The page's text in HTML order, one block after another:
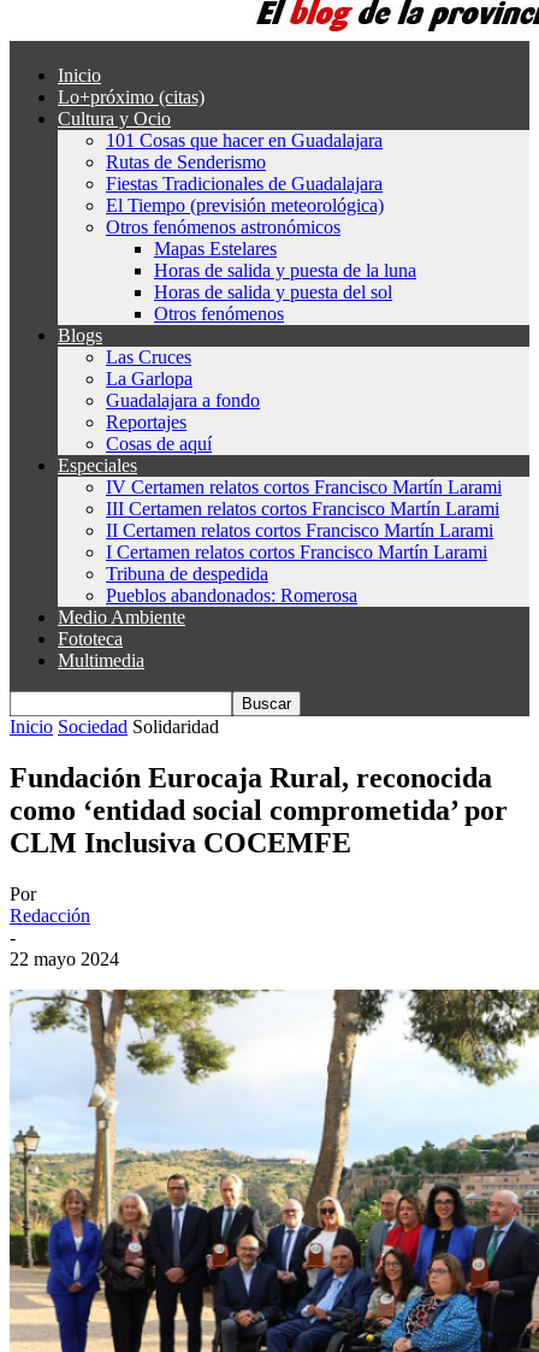
Inicio
Lo+próximo (citas)
Cultura y Ocio
101 Cosas que hacer en Guadalajara
Rutas de Senderismo
Fiestas Tradicionales de Guadalajara
El Tiempo (previsión meteorológica)
Otros fenómenos astronómicos
Mapas Estelares
Horas de salida y puesta de la luna
Horas de salida y puesta del sol
Otros fenómenos
Blogs
Las Cruces
La Garlopa
Guadalajara a fondo
Reportajes
Cosas de aquí
Especiales
IV Certamen relatos cortos Francisco Martín Larami
III Certamen relatos cortos Francisco Martín Larami
II Certamen relatos cortos Francisco Martín Larami
I Certamen relatos cortos Francisco Martín Larami
Tribuna de despedida
Pueblos abandonados: Romerosa
Medio Ambiente
Fototeca
Multimedia
Inicio Sociedad Solidaridad
Fundación Eurocaja Rural, reconocida
como ‘entidad social comprometida’ por
CLM Inclusiva COCEMFE
Por
Redacción
-
22 mayo 2024